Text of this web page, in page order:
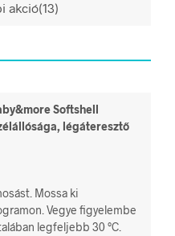
Softshell
légáteresztő
Mossa ki
Vegye figyelembe
legfeljebb 30 °C.